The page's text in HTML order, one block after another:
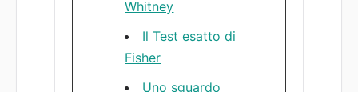
Whitney
Il Test esatto di
Fisher
Uno sguardo